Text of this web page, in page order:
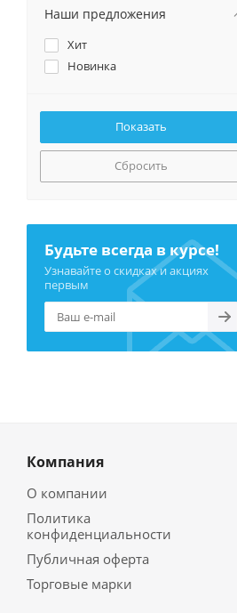
Наши предложения
Хит
Новинка
Сбросить
Будьте всегда в курсе!
Узнавайте о скидках и акциях
первым
Компания
О компании
Политика
конфиденциальности
Публичная оферта
Торговые марки